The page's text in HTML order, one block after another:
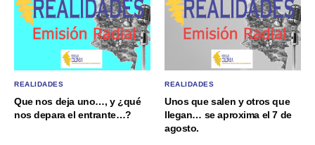
REALIDADES
Que nos deja uno…, y ¿qué
nos depara el entrante…?
REALIDADES
Unos que salen y otros que
llegan… se aproxima el 7 de
agosto.